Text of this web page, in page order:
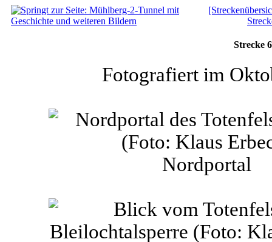
Strecke
Fotografiert im
Nordportal